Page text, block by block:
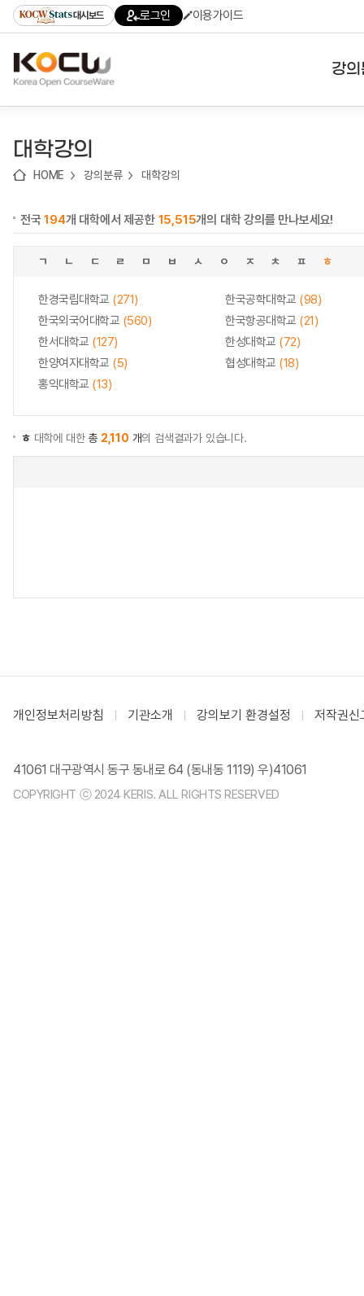
기
기
기
content)
가
대시보드 로그인 이용가이드
강
대학강의
HOME 강의분류 대학강의
전국194개 대학에서 제공한 15,515개의 대학 강의를 만나보세요!
ㄱ ㄴ ㄷ ㄹ ㅁ ㅂ ㅅ ㅇ ㅈ ㅊ ㅍ ㅎ
한경국립대학교 (271) 한국공학대학교 (98)
한국외국어대학교 (560) 한국항공대학교 (21)
한서대학교 (127) 한성대학교 (72)
한양여자대학교 (5) 협성대학교 (18)
홍익대학교 (13)
ㅎ 대학에 대한총 2,110 개의 검색결과가 있습니다.
개인정보처리방침 기관소개 강의보기 환경설정 저작권신
41061 대구광역시 동구 동내로 64 (동내동 1119) 우)41061
COPYRIGHT ⓒ 2024 KERIS. ALL RIGHTS RESERVED